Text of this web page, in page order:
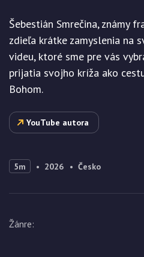
Šebestián Smrečina, známy
zdieľa krátke zamyslenia na
videu, ktoré sme pre vás
prijatia svojho kríža ako
Bohom.
YouTube autora
5m 2026 Česko
Žánre: